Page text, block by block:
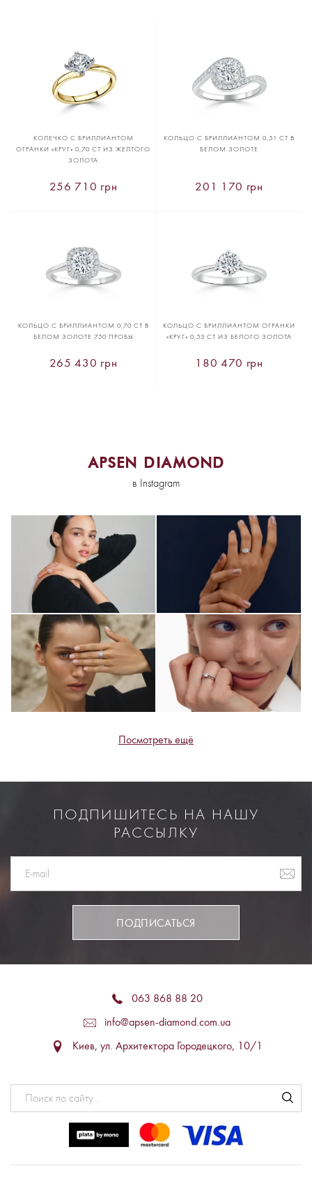
КОЛЕЧКО С БРИЛЛИАНТОМ
ОГРАНКИ «КРУГ» 0,70 CT ИЗ ЖЕЛТОГО
ЗОЛОТА
256 710 грн
КОЛЬЦО С БРИЛЛИАНТОМ 0,51 CT В
БЕЛОМ ЗОЛОТЕ
201 170 грн
КОЛЬЦО С БРИЛЛИАНТОМ 0,70 CT В
БЕЛОМ ЗОЛОТЕ 750 ПРОБЫ
265 430 грн
КОЛЬЦО С БРИЛЛИАНТОМ ОГРАНКИ
«КРУГ» 0,53 CT ИЗ БЕЛОГО ЗОЛОТА
180 470 грн
APSEN DIAMOND
в Instagram
Посмотреть ещё
ПОДПИШИТЕСЬ НА НАШУ
РАССЫЛКУ
ПОДПИСАТЬСЯ
063 868 88 20
info@apsen-diamond.com.ua
Киев, ул. Архитектора Городецкого, 10/1